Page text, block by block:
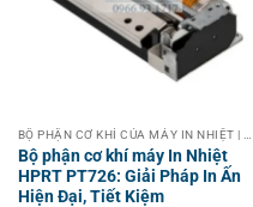
Bộ phận cơ khí máy In Nhiệt
HPRT PT726: Giải Pháp In Ấn
Hiện Đại, Tiết Kiệm